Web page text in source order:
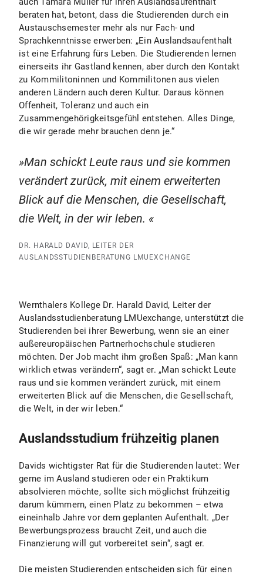
beraten hat, betont, dass die Studierenden durch ein
Austauschsemester mehr als nur Fach- und
Sprachkenntnisse erwerben: „Ein Auslandsaufenthalt
ist eine Erfahrung fürs Leben. Die Studierenden lernen
einerseits ihr Gastland kennen, aber durch den Kontakt
zu Kommilitoninnen und Kommilitonen aus vielen
anderen Ländern auch deren Kultur. Daraus können
Offenheit, Toleranz und auch ein
Zusammengehörigkeitsgefühl entstehen. Alles Dinge,
die wir gerade mehr brauchen denn je.“
Man schickt Leute raus und sie kommen
verändert zurück, mit einem erweiterten
Blick auf die Menschen, die Gesellschaft,
die Welt, in der wir leben.
DR. HARALD DAVID, LEITER DER
AUSLANDSSTUDIENBERATUNG LMUEXCHANGE
Wernthalers Kollege Dr. Harald David, Leiter der
Auslandsstudienberatung LMUexchange, unterstützt die
Studierenden bei ihrer Bewerbung, wenn sie an einer
außereuropäischen Partnerhochschule studieren
möchten. Der Job macht ihm großen Spaß: „Man kann
wirklich etwas verändern“, sagt er. „Man schickt Leute
raus und sie kommen verändert zurück, mit einem
erweiterten Blick auf die Menschen, die Gesellschaft,
die Welt, in der wir leben.“
Auslandsstudium frühzeitig planen
Davids wichtigster Rat für die Studierenden lautet: Wer
gerne im Ausland studieren oder ein Praktikum
absolvieren möchte, sollte sich möglichst frühzeitig
darum kümmern, einen Platz zu bekommen – etwa
eineinhalb Jahre vor dem geplanten Aufenthalt. „Der
Bewerbungsprozess braucht Zeit, und auch die
Finanzierung will gut vorbereitet sein“, sagt er.
Die meisten Studierenden entscheiden sich für einen